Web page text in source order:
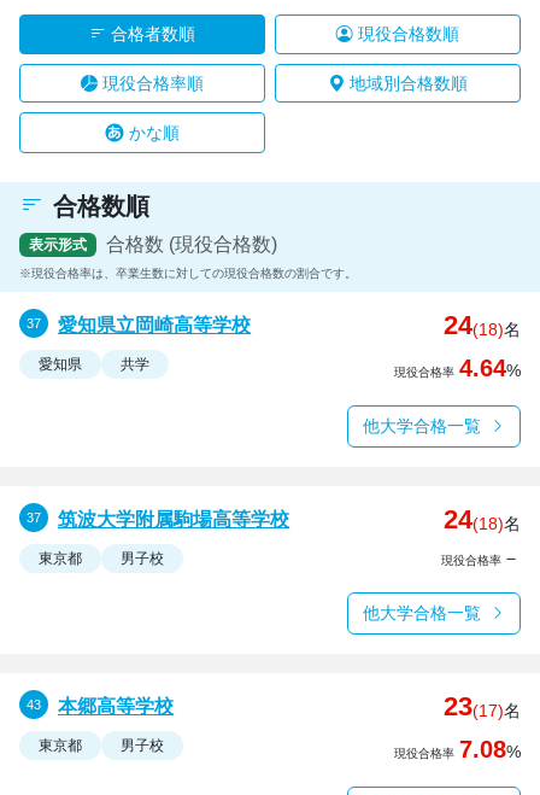
合格者数順 現役合格数順
現役合格率順 地域別合格数順
かな順
合格数順
表示形式 合格数 (現役合格数)
現役合格率は、卒業生数に対しての現役合格数の割合です。
愛知県立岡崎高等学校 24(18)名
愛知県 共学 現役合格率 4.64%
他大学合格一覧
筑波大学附属駒場高等学校 24(18)名
東京都 男子校 現役合格率 －
他大学合格一覧
本郷高等学校 23(17)名
東京都 男子校 現役合格率 7.08%